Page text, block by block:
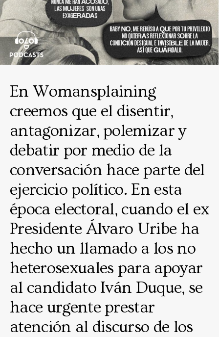
En Womansplaining
creemos que el disentir,
antagonizar, polemizar y
debatir por medio de la
conversación hace parte del
ejercicio político. En esta
época electoral, cuando el ex
Presidente Álvaro Uribe ha
hecho un llamado a los no
heterosexuales para apoyar
al candidato Iván Duque, se
hace urgente prestar
atención al discurso de los